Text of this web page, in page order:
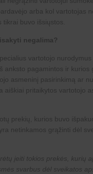
arba kol vartotojas
buvo išsiųstos.
negalima?
vartotojo nurodymus
anksto pagamintos ir kurios
asmeninį pasirinkimą ar
aiškiai pritaikytos vartotojo
prekių, kurios buvo
netinkamos grąžinti dėl
įeiti tokios prekės, kurių
svarbus dėl sveikatos